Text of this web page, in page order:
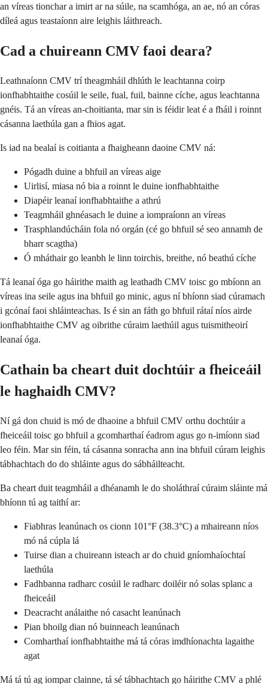
an víreas tionchar a imirt ar na súile, na scamhóga, an ae, nó an córas
díleá agus teastaíonn aire leighis láithreach.
Cad a chuireann CMV faoi deara?
Leathnaíonn CMV trí theagmháil dhlúth le leachtanna coirp
ionfhabhtaithe cosúil le seile, fual, fuil, bainne cíche, agus leachtanna
gnéis. Tá an víreas an-choitianta, mar sin is féidir leat é a fháil i roinnt
cásanna laethúla gan a fhios agat.
Is iad na bealaí is coitianta a fhaigheann daoine CMV ná:
Pógadh duine a bhfuil an víreas aige
Uirlisí, miasa nó bia a roinnt le duine ionfhabhtaithe
Diapéir leanaí ionfhabhtaithe a athrú
Teagmháil ghnéasach le duine a iompraíonn an víreas
Trasphlandúcháin fola nó orgán (cé go bhfuil sé seo annamh de
bharr scagtha)
Ó mháthair go leanbh le linn toirchis, breithe, nó beathú cíche
Tá leanaí óga go háirithe maith ag leathadh CMV toisc go mbíonn an
víreas ina seile agus ina bhfuil go minic, agus ní bhíonn siad cúramach
i gcónaí faoi shláinteachas. Is é sin an fáth go bhfuil rátaí níos airde
ionfhabhtaithe CMV ag oibrithe cúraim laethúil agus tuismitheoirí
leanaí óga.
Cathain ba cheart duit dochtúir a fheiceáil
le haghaidh CMV?
Ní gá don chuid is mó de dhaoine a bhfuil CMV orthu dochtúir a
fheiceáil toisc go bhfuil a gcomharthaí éadrom agus go n-imíonn siad
leo féin. Mar sin féin, tá cásanna sonracha ann ina bhfuil cúram leighis
tábhachtach do do shláinte agus do sábháilteacht.
Ba cheart duit teagmháil a dhéanamh le do sholáthraí cúraim sláinte má
bhíonn tú ag taithí ar:
Fiabhras leanúnach os cionn 101°F (38.3°C) a mhaireann níos
mó ná cúpla lá
Tuirse dian a chuireann isteach ar do chuid gníomhaíochtaí
laethúla
Fadhbanna radharc cosúil le radharc doiléir nó solas splanc a
fheiceáil
Deacracht análaithe nó casacht leanúnach
Pian bhoilg dian nó buinneach leanúnach
Comharthaí ionfhabhtaithe má tá córas imdhíonachta lagaithe
agat
Má tá tú ag iompar clainne, tá sé tábhachtach go háirithe CMV a phlé